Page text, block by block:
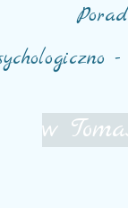
w